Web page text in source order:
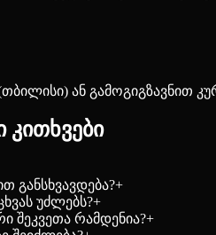
ან გამოგიგზავნით
განსხვავდება?+
უძლებს?+
შეკვეთა რამდენია?+